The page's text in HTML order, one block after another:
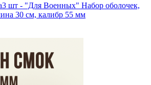
3 шт - "Для Военных" Набор оболочек,
30 см, калибр 55 мм